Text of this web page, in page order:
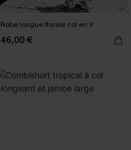
Robe longue florale col en V
46,00 €